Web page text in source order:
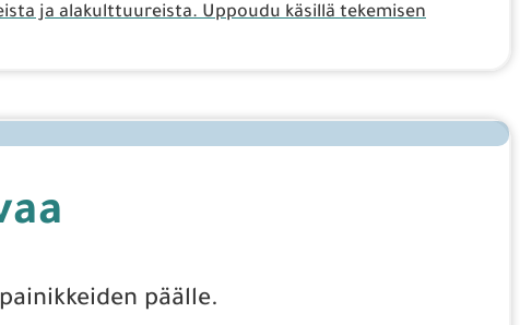
ja alakulttuureista. Uppoudu käsillä tekemisen
päälle.